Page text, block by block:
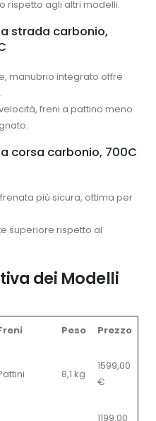
rispetto agli altri modelli.
strada carbonio,
manubrio integrato offre
freni a pattino meno
corsa carbonio, 700C
più sicura, ottima per
superiore rispetto al
dei Modelli
Peso Prezzo
8,1 kg
1599,00
€
1199,00